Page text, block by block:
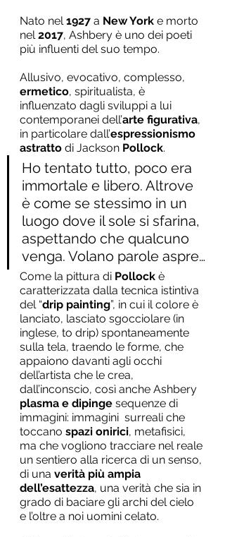
Nato nel 1927 a New York e morto
nel 2017, Ashbery è uno dei poeti
più influenti del suo tempo.
Allusivo, evocativo, complesso,
ermetico, spiritualista, è
influenzato dagli sviluppi a lui
contemporanei dell’arte figurativa,
in particolare dall’espressionismo
astratto di Jackson Pollock.
Ho tentato tutto, poco era
immortale e libero. Altrove
è come se stessimo in un
luogo dove il sole si sfarina,
aspettando che qualcuno
venga. Volano parole aspre…
Come la pittura di Pollock è
caratterizzata dalla tecnica istintiva
del “drip painting”, in cui il colore è
lanciato, lasciato sgocciolare (in
inglese, to drip) spontaneamente
sulla tela, traendo le forme, che
appaiono davanti agli occhi
dell’artista che le crea,
dall’inconscio, così anche Ashbery
plasma e dipinge sequenze di
immagini: immagini  surreali che
toccano spazi onirici, metafisici,
ma che vogliono tracciare nel reale
un sentiero alla ricerca di un senso,
di una verità più ampia
dell’esattezza, una verità che sia in
grado di baciare gli archi del cielo
e l’oltre a noi uomini celato.